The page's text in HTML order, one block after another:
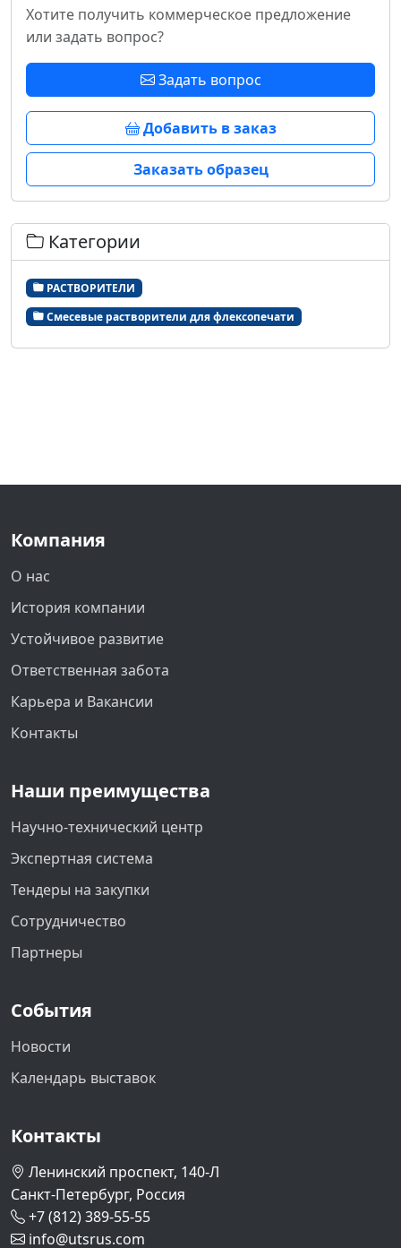
Хотите получить коммерческое предложение
или задать вопрос?
Задать вопрос
Добавить в заказ
Заказать образец
Категории
РАСТВОРИТЕЛИ
Смесевые растворители для флексопечати
Компания
О нас
История компании
Устойчивое развитие
Ответственная забота
Карьера и Вакансии
Контакты
Наши преимущества
Научно-технический центр
Экспертная система
Тендеры на закупки
Сотрудничество
Партнеры
События
Новости
Календарь выставок
Контакты
Ленинский проспект, 140-Л
Санкт-Петербург, Россия
+7 (812) 389-55-55
info@utsrus.com